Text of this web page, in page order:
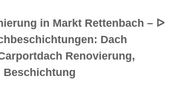
in Markt Rettenbach – ᐅ
Dach
Renovierung,
Beschichtung